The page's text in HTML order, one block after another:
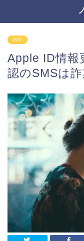
雑学
Apple ID情報
認のSMSは詐